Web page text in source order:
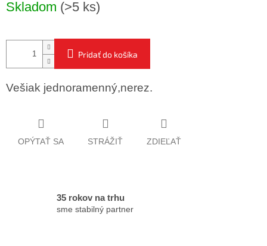
cena:
Skladom (>5 ks)
Pridať do košíka
Vešiak jednoramenný,nerez.
OPÝTAŤ SA STRÁŽIŤ ZDIEĽAŤ
35 rokov na trhu
sme stabilný partner